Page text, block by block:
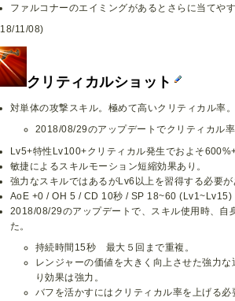
ファルコナーのエイミングがあるとさらに当てや
11/08)
クリティカルショット
対単体の攻撃スキル。極めて高いクリティカル率。
2018/08/29のアップデートでクリティカル率
Lv5+特性Lv100+クリティカル発生でおよそ
敏捷によるスキルモーション短縮効果あり。
強力なスキルではあるがLv6以上を習得する必要が
AoE +0 / OH 5 / CD 10秒 / SP 18~60 (Lv1~Lv15)
2018/08/29のアップデートで、スキル使用時、自
た。
持続時間15秒 最大５回まで重複。
レンジャーの価値を大きく向上させた強力
り効果は強力。
バフを活かすにはクリティカル率を上げる